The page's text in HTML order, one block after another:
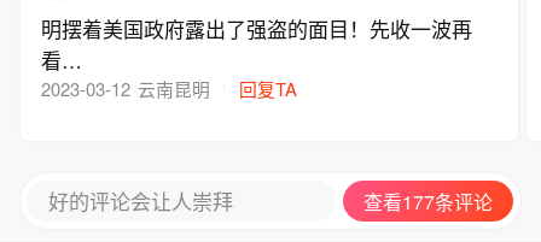
明摆着美国政府露出了强盗的面目！先收一波再
看…
2023-03-12 云南昆明 回复TA
好的评论会让人崇拜 查看177条评论